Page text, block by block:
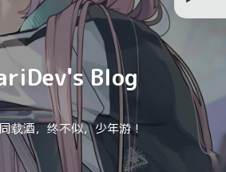
Blog
载酒，终不似，少年游！